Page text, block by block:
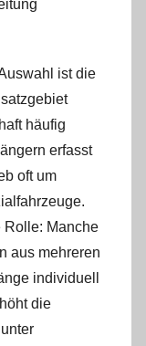
ist die
häufig
erfasst
oft um
Rolle: Manche
aus mehreren
individuell
die